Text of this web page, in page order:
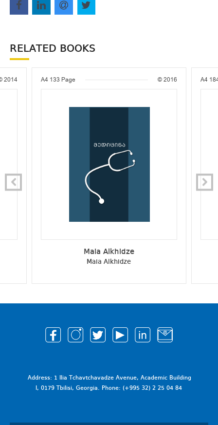
RELATED BOOKS
2014 A4 133 Page © 2016
Maia Alkhidze
Maia Alkhidze
A4
Address: 1 Ilia Tchavtchavadze Avenue, Academic Building
I, 0179 Tbilisi, Georgia. Phone: (+995 32) 2 25 04 84